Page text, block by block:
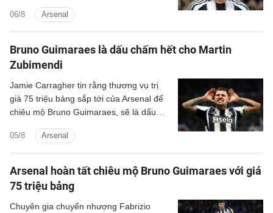
06/8 Arsenal
Bruno Guimaraes là dấu chấm hết cho Martin
Zubimendi
05/8 Arsenal
Jamie Carragher tin rằng thương vụ trị
giá 75 triệu bảng sắp tới của Arsenal để
chiêu mộ Bruno Guimaraes, sẽ là dấu
Arsenal hoàn tất chiêu mộ Bruno Guimaraes với giá
75 triệu bảng
Chuyên gia chuyển nhượng Fabrizio